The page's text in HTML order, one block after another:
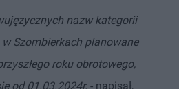
nazw kategorii
Szombierkach planowane
roku obrotowego,
od 01.03.2024r. - napisał,